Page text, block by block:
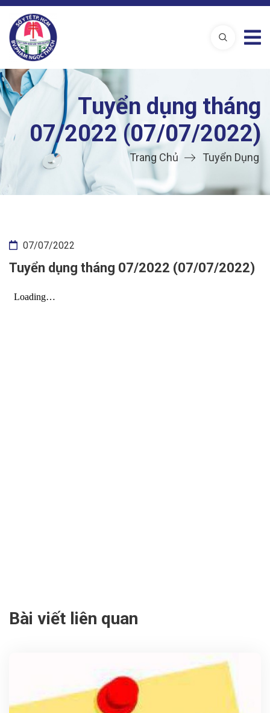
Tuyển dụng tháng
07/2022 (07/07/2022)
Trang Chủ Tuyển Dụng
07/07/2022
Tuyển dụng tháng 07/2022 (07/07/2022)
Bài viết liên quan